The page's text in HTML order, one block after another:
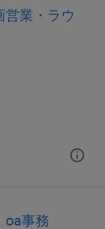
業・ラウ
oa事務